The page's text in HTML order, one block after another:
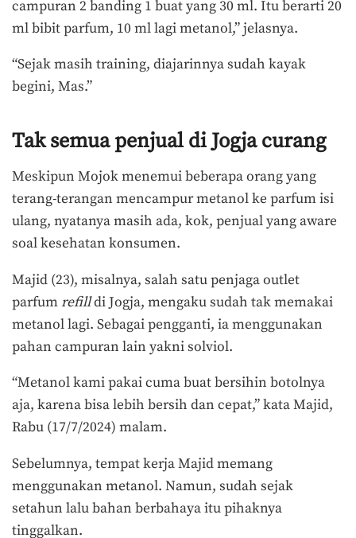
campuran 2 banding 1 buat yang 30 ml. Itu berarti 20
ml bibit parfum, 10 ml lagi metanol,” jelasnya.
“Sejak masih training, diajarinnya sudah kayak
begini, Mas.”
Tak semua penjual di Jogja curang
Meskipun Mojok menemui beberapa orang yang
terang-terangan mencampur metanol ke parfum isi
ulang, nyatanya masih ada, kok, penjual yang aware
soal kesehatan konsumen.
Majid (23), misalnya, salah satu penjaga outlet
parfumrefilldi Jogja, mengaku sudah tak memakai
metanol lagi. Sebagai pengganti, ia menggunakan
pahan campuran lain yakni solviol.
“Metanol kami pakai cuma buat bersihin botolnya
aja, karena bisa lebih bersih dan cepat,” kata Majid,
Rabu (17/7/2024) malam.
Sebelumnya, tempat kerja Majid memang
menggunakan metanol. Namun, sudah sejak
setahun lalu bahan berbahaya itu pihaknya
tinggalkan.